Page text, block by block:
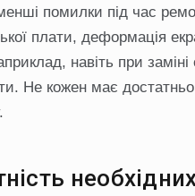
помилки під час
плати, деформація
навіть при
Не кожен має